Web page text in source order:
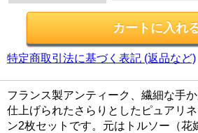
特定商取引法に基づく表記 (返品など)
フランス製アンティーク、繊細な手
仕上げられたさらりとしたピュアリ
ン2枚セットです。元はトルソー（花